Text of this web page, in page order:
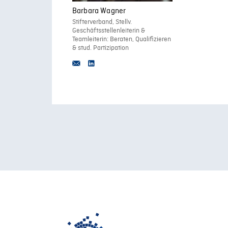
Barbara Wagner
Stifterverband, Stellv.
Geschäftsstellenleiterin &
Teamleiterin: Beraten, Qualifizieren
& stud. Partizipation